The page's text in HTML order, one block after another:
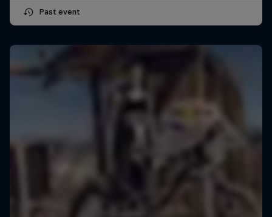
Past event